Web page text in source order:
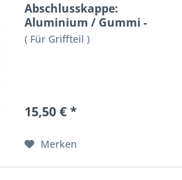
Abschlusskappe:
Aluminium / Gummi -
silbern
( Für Griffteil )
15,50 € *
Merken